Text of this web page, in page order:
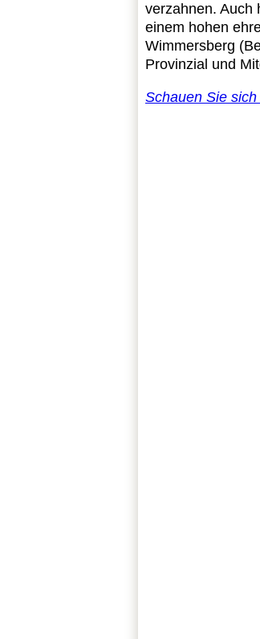
verzahnen. Auch
einem hohen
Wimmersberg
Provinzial und
Schauen Sie